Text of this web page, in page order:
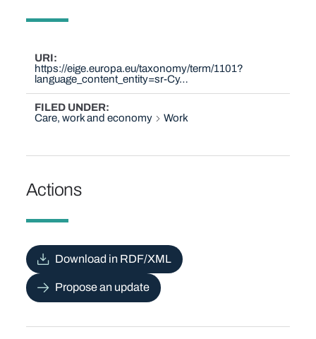
URI
https://eige.europa.eu/taxonomy/term/1101?
language_content_entity=sr-Cy…
FILED UNDER
Care, work and economy
Work
Actions
Download in RDF/XML
Propose an update